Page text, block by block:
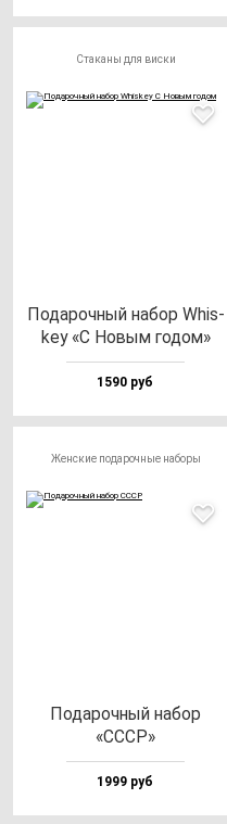
Стаканы для виски
Пода­роч­ный на­бор Whis­
key «С Новым го­дом»
1590 руб
Женские подарочные наборы
Пода­роч­ный на­бор
«СССР»
1999 руб